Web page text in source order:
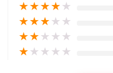
★★★★ ★
★★★ ★ ★
★★ ★ ★ ★
★ ★ ★ ★ ★